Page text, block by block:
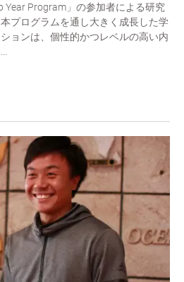
Year Program」の参加者による研究
プログラムを通し大きく成長した学
ョンは、個性的かつレベルの高い内